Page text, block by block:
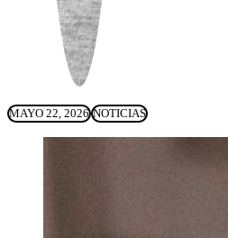
MAYO 22, 2026 NOTICIAS